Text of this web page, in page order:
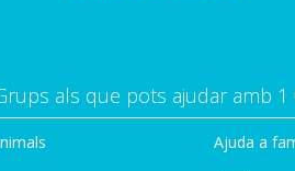
als que pots ajudar amb 1
Ajuda a